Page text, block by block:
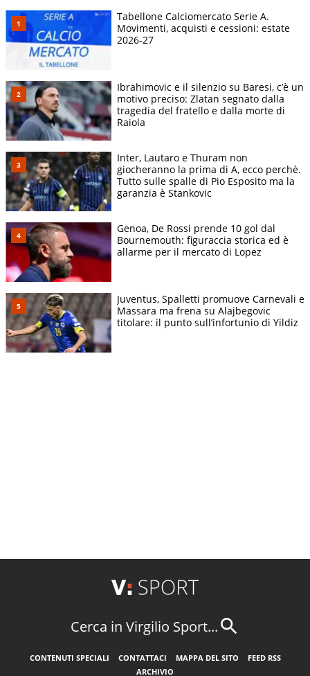
Tabellone Calciomercato Serie A.
Movimenti, acquisti e cessioni: estate
2026-27
Ibrahimovic e il silenzio su Baresi, c’è un
motivo preciso: Zlatan segnato dalla
tragedia del fratello e dalla morte di
Raiola
Inter, Lautaro e Thuram non
giocheranno la prima di A, ecco perchè.
Tutto sulle spalle di Pio Esposito ma la
garanzia è Stankovic
Genoa, De Rossi prende 10 gol dal
Bournemouth: figuraccia storica ed è
allarme per il mercato di Lopez
Juventus, Spalletti promuove Carnevali e
Massara ma frena su Alajbegovic
titolare: il punto sull’infortunio di Yildiz
Cerca in Virgilio Sport...
CONTENUTI SPECIALI CONTATTACI MAPPA DEL SITO
FEED RSS
ARCHIVIO